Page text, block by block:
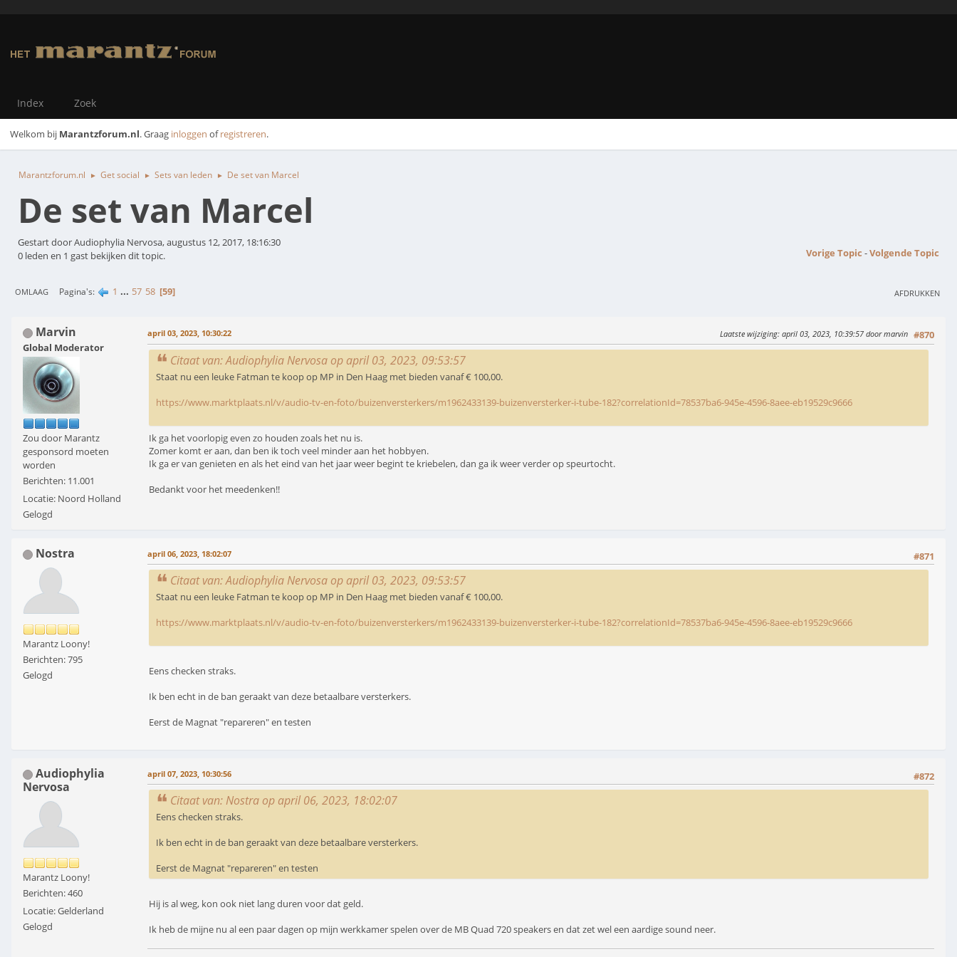
Index Zoek
Welkom bij Marantzforum.nl. Graag inloggen ofregistreren.
Marantzforum.nl ► Get social ► Sets van leden ► De set van Marcel
De set van Marcel
Gestart door Audiophylia Nervosa, augustus 12, 2017, 18:16:30
Vorige Topic -Volgende Topic
0 leden en 1 gast bekijken dit topic.
AFDRUKKEN
OMLAAG Pagina's 1 ... 57 58 59
Marvin
Global Moderator
Zou door Marantz
gesponsord moeten
worden
Berichten: 11.001
Locatie: Noord Holland
Gelogd
#870
april 03, 2023, 10:30:22 Laatste wijziging: april 03, 2023, 10:39:57 door marvin
Citaat van: Audiophylia Nervosa op april 03, 2023, 09:53:57
Staat nu een leuke Fatman te koop op MP in Den Haag met bieden vanaf € 100,00.
https://www.marktplaats.nl/v/audio-tv-en-foto/buizenversterkers/m1962433139-buizenversterker-i-tube-182?correlationId=78537ba6-945e-4596-8aee-eb19529c9666
Ik ga het voorlopig even zo houden zoals het nu is.
Zomer komt er aan, dan ben ik toch veel minder aan het hobbyen.
Ik ga er van genieten en als het eind van het jaar weer begint te kriebelen, dan ga ik weer verder op speurtocht.
Bedankt voor het meedenken!!
Nostra
Marantz Loony!
Berichten: 795
Gelogd
#871
april 06, 2023, 18:02:07
Citaat van: Audiophylia Nervosa op april 03, 2023, 09:53:57
Staat nu een leuke Fatman te koop op MP in Den Haag met bieden vanaf € 100,00.
https://www.marktplaats.nl/v/audio-tv-en-foto/buizenversterkers/m1962433139-buizenversterker-i-tube-182?correlationId=78537ba6-945e-4596-8aee-eb19529c9666
Eens checken straks.
Ik ben echt in de ban geraakt van deze betaalbare versterkers.
Eerst de Magnat "repareren" en testen
Audiophylia
Nervosa
Marantz Loony!
Berichten: 460
Locatie: Gelderland
Gelogd
#872
april 07, 2023, 10:30:56
Citaat van: Nostra op april 06, 2023, 18:02:07
Eens checken straks.
Ik ben echt in de ban geraakt van deze betaalbare versterkers.
Eerst de Magnat "repareren" en testen
Hij is al weg, kon ook niet lang duren voor dat geld.
Ik heb de mijne nu al een paar dagen op mijn werkkamer spelen over de MB Quad 720 speakers en dat zet wel een aardige sound neer.